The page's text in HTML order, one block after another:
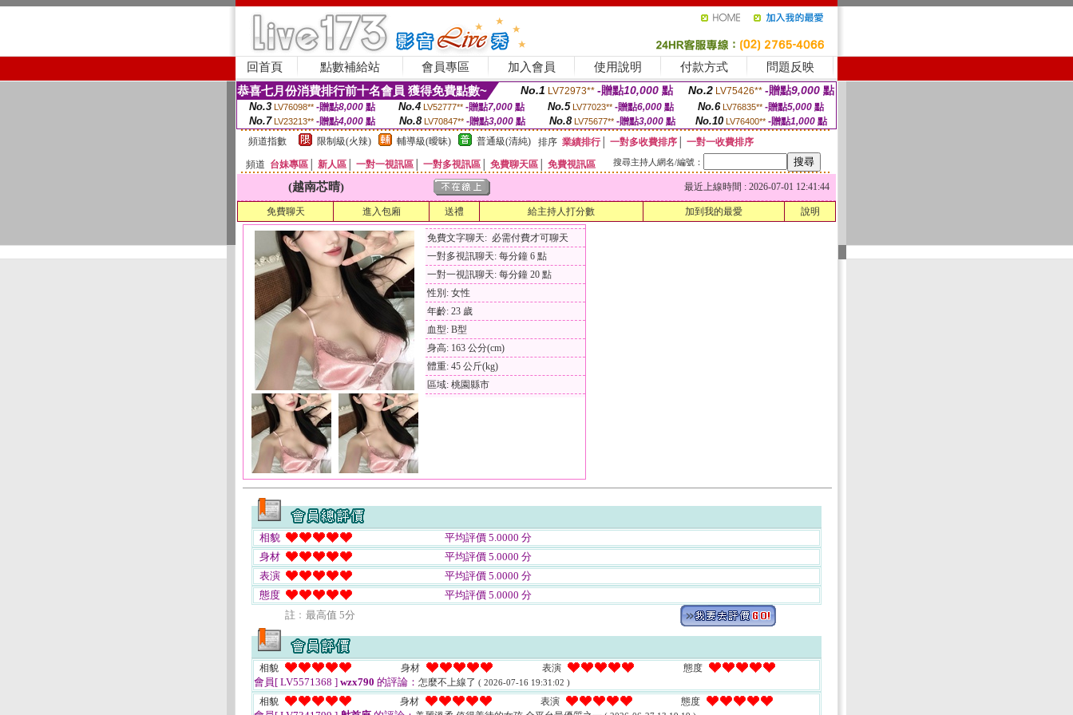
回首頁 點數補給站 會員專區 加入會員 使用說明 付款方式 問題反映
恭喜七月份消費排行前十名會員 獲得免費點數~ No.1 LV72973** -贈點10,000 點 No.2 LV75426** -贈點9,000 點
No.3 LV76098** -贈點8,000點 No.4 LV52777** -贈點7,000點 No.5 LV77023** -贈點6,000點 No.6 LV76835** -贈點5,000點
No.7 LV23213** -贈點4,000 點 No.8 LV70847** -贈點3,000 點 No.8 LV75677** -贈點3,000點 No.10 LV76400** -贈點1,000 點
頻道指數
限制級(火辣) 輔導級(曖昧) 普通級(清純) 排序 業績排行│ 一對多收費排序
一對一收費排序
頻道 台妹專區 新人區 一對一視訊區 一對多視訊區 免費聊天區 免費視訊區 搜尋主持人網名/編號：
(越南芯晴) 最近上線時間 : 2026-07-01 12:41:44
免費聊天 進入包廂 送禮 給主持人打分數 加到我的最愛 說明
免費文字聊天: 必需付費才可聊天
一對多視訊聊天: 每分鐘 6 點
一對一視訊聊天: 每分鐘 20 點
性別: 女性
年齡: 23 歲
血型: B型
身高: 163 公分(cm)
體重: 45 公斤(kg)
區域: 桃園縣市
相貌
平均評價 5.0000 分
身材
平均評價 5.0000 分
表演
平均評價 5.0000 分
態度
平均評價 5.0000 分
註﹕最高值 5分
相貌 身材 表演 態度
會員[ LV5571368 ] wzx790 的評論： 怎麼不上線了 ( 2026-07-16 19:31:02 )
相貌 身材 表演 態度